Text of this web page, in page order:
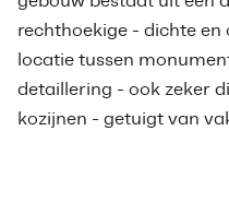
rechthoekige - dichte en
locatie tussen
detaillering - ook zeker
kozijnen - getuigt van